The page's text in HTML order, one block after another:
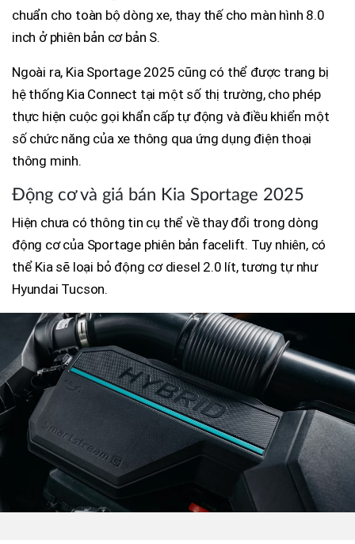
chuẩn cho toàn bộ dòng xe, thay thế cho màn hình 8.0
inch ở phiên bản cơ bản S.
Ngoài ra, Kia Sportage 2025 cũng có thể được trang bị
hệ thống Kia Connect tại một số thị trường, cho phép
thực hiện cuộc gọi khẩn cấp tự động và điều khiển một
số chức năng của xe thông qua ứng dụng điện thoại
thông minh.
Động cơ và giá bán Kia Sportage 2025
Hiện chưa có thông tin cụ thể về thay đổi trong dòng
động cơ của Sportage phiên bản facelift. Tuy nhiên, có
thể Kia sẽ loại bỏ động cơ diesel 2.0 lít, tương tự như
Hyundai Tucson.